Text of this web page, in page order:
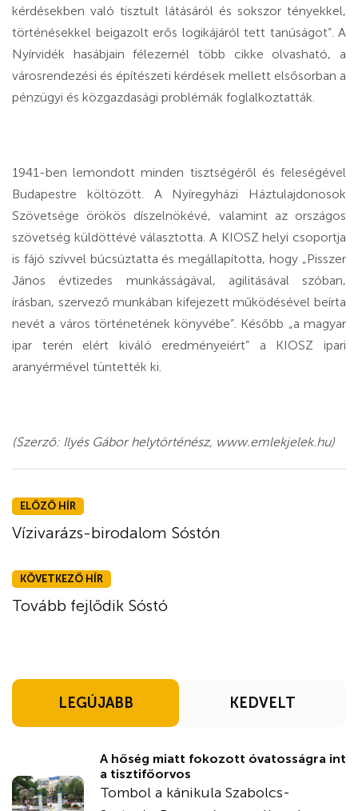
kérdésekben való tisztult látásáról és sokszor tényekkel,
történésekkel beigazolt erős logikájáról tett tanúságot”. A
Nyírvidék hasábjain félezernél több cikke olvasható, a
városrendezési és építészeti kérdések mellett elsősorban a
pénzügyi és közgazdasági problémák foglalkoztatták.
1941-ben lemondott minden tisztségéről és feleségével
Budapestre költözött. A Nyíregyházi Háztulajdono­sok
Szövetsége örökös díszelnökévé, valamint az országos
szövetség küldöttévé választotta. A KIOSZ helyi csoportja
is fájó szívvel búcsúztatta és megállapította, hogy „Pisszer
János évtizedes munkásságával, agilitásával szóban,
írásban, szervező munkában kifejezett működésével beírta
nevét a város történetének könyvébe”. Később „a magyar
ipar terén elért kiváló eredményeiért” a KIOSZ ipari
aranyérmével tüntették ki.
(Szerző: Ilyés Gábor helytörténész, www.emlekjelek.hu)
ELŐZŐ HÍR
Vízivarázs-birodalom Sóstón
KÖVETKEZŐ HÍR
Tovább fejlődik Sóstó
LEGÚJABB KEDVELT
A hőség miatt fokozott óvatosságra int
a tisztifőorvos
Tombol a kánikula Szabolcs-